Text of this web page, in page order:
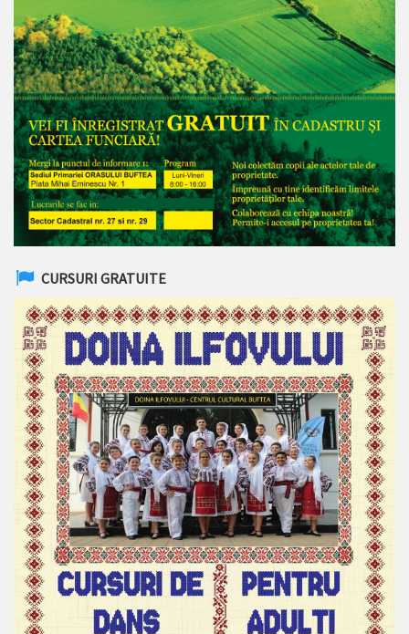
CURSURI GRATUITE